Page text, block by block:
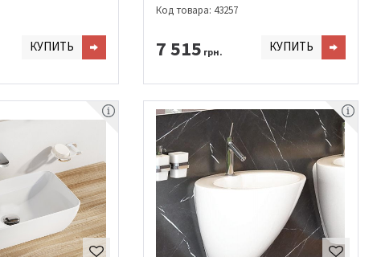
КУПИТЬ
Код товара: 43257
7 515 грн. КУПИТЬ